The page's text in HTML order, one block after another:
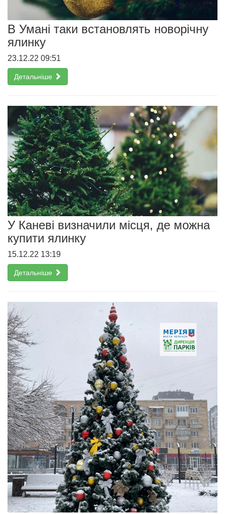
В Умані таки встановлять новорічну
ялинку
23.12.22 09:51
Детальніше
У Каневі визначили місця, де можна
купити ялинку
15.12.22 13:19
Детальніше